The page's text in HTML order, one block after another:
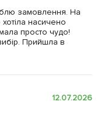
замовлення. На
насичено
просто чудо!
Прийшла в
12.07.2026